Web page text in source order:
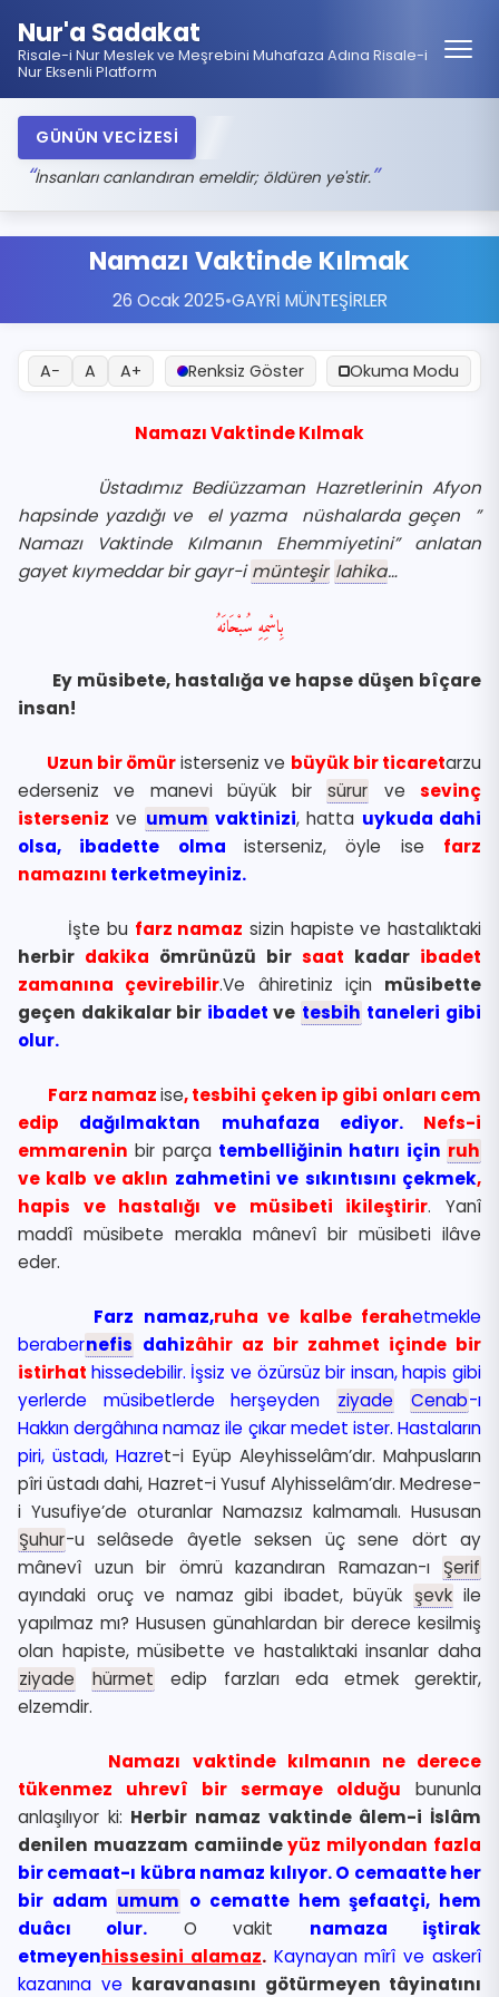
Nur'a Sadakat
Risale-i Nur Meslek ve Meşrebini Muhafaza Adına Risale-i
Nur Eksenli Platform
GÜNÜN VECİZESİ
İnsanları canlandıran emeldir; öldüren ye'stir.
Namazı Vaktinde Kılmak
26 Ocak 2025•GAYRİ MÜNTEŞİRLER
A− A A+ Renksiz Göster Okuma Modu
Namazı Vaktinde Kılmak
Üstadımız Bediüzzaman Hazretlerinin Afyon
hapsinde yazdığı ve el yazma nüshalarda geçen ”
Namazı Vaktinde Kılmanın Ehemmiyetini” anlatan
gayet kıymeddar bir gayr-imünteşir lahika…
بِاسْمِهِ سُبْحَانَهُ
Ey müsibete, hastalığa ve hapse düşen bîçare
insan!
Uzun bir ömüristerseniz ve büyük bir ticaretarzu
ederseniz ve manevi büyük bir sürur vesevinç
isterseniz ve umum vaktinizi, hatta uykuda dahi
olsa, ibadette olma isterseniz, öyle ise farz
namazını terketmeyiniz.
İşte bu farz namaz sizin hapiste ve hastalıktaki
herbir dakika ömrünüzü bir saat kadar ibadet
zamanına çevirebilir.Ve âhiretiniz için müsibette
geçen dakikalar bir ibadet ve tesbih taneleri gibi
olur.
Farz namazise, tesbihi çeken ip gibi onları cem
edip dağılmaktan muhafaza ediyor. Nefs-i
emmarenin bir parça tembelliğinin hatırı için ruh
ve kalb ve aklın zahmetini ve sıkıntısını çekmek,
hapis ve hastalığı ve müsibeti ikileştirir. Yanî
maddî müsibete merakla mânevî bir müsibeti ilâve
eder.
Farz namaz,ruha ve kalbe ferahetmekle
berabernefis dahizâhir az bir zahmet içinde bir
istirhat hissedebilir. İşsiz ve özürsüz bir insan, hapis gibi
yerlerde müsibetlerde herşeyden
ziyade Cenab-ı
Hakkın dergâhına namaz ile çıkar medet ister. Hastaların
piri, üstadı, Hazret-i Eyüp Aleyhisselâm’dır. Mahpusların
pîri üstadı dahi, Hazret-i Yusuf Alyhisselâm’dır. Medrese-
i Yusufiye’de oturanlar Namazsız kalmamalı. Hususan
Şuhur-u selâsede âyetle seksen üç sene dört ay
mânevî uzun bir ömrü kazandıran Ramazan-ı Şerif
ayındaki oruç ve namaz gibi ibadet, büyük şevk ile
yapılmaz mı? Hususen günahlardan bir derece kesilmiş
olan hapiste, müsibette ve hastalıktaki insanlar daha
ziyade
hürmet
edip farzları eda etmek gerektir,
elzemdir.
Namazı vaktinde kılmanın ne derece
tükenmez uhrevî bir sermaye olduğu bununla
anlaşılıyor ki: Herbir namaz vaktinde âlem-i İslâm
denilen muazzam camiindeyüz milyondan fazla
bir cemaat-ı kübra namaz kılıyor. O cemaatte her
bir adam umum o cematte hem şefaatçi, hem
duâcı olur. O vakit namaza iştirak
etmeyenhissesini alamaz.Kaynayan mîrî ve askerî
kazanına ve karavanasını götürmeyen tâyinatını